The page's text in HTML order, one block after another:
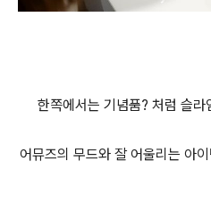
한쪽에서는 기념품? 처럼 슬라
어뮤즈의 무드와 잘 어울리는 아